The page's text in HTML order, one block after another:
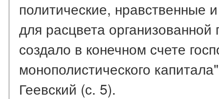
политические, нравственные
для расцвета
создало в конечном счете
монополистического
Геевский (с. 5).